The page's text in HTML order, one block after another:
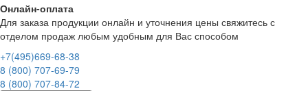
Онлайн-оплата
Для заказа продукции онлайн и уточнения цены свяжитесь с
отделом продаж любым удобным для Вас способом
+7(495)669-68-38
8 (800) 707-69-79
8 (800) 707-84-72